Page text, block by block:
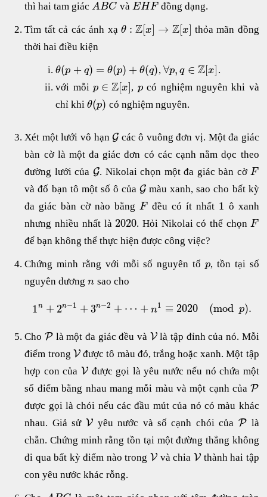
thì hai tam giácABC và EHF đồng dạng.
Tìm tất cả các ánh xạθ : Z[x] → Z[x] thỏa mãn đồng
thời hai điều kiện
θ(p + q) = θ(p) + θ(q),∀p, q ∈ Z[x] .
với mỗip ∈ Z[x] , p có nghiệm nguyên khi và
chỉ khiθ(p) có nghiệm nguyên.
Xét một lưới vô hạnG các ô vuông đơn vị. Một đa giác
bàn cờ là một đa giác đơn có các cạnh nằm dọc theo
đường lưới của G. Nikolai chọn một đa giác bàn cờF
và đố bạn tô một số ô của G màu xanh, sao cho bất kỳ
đa giác bàn cờ nào bằngF đều có ít nhất 1 ô xanh
nhưng nhiều nhất là 2020. Hỏi Nikolai có thể chọnF
để bạn không thể thực hiện được công việc?
Chứng minh rằng với mỗi số nguyên tố p, tồn tại số
nguyên dươngn sao cho
1n + 2n−1 + 3n−2 + ⋯ + n1 ≡ 2020 (mod p).
ChoP là một đa giác đều và Vlà tập đỉnh của nó. Mỗi
điểm trong V được tô màu đỏ, trắng hoặc xanh. Một tập
hợp con của V được gọi là yêu nước nếu nó chứa một
số điểm bằng nhau mang mỗi màu và một cạnh củaP
được gọi là chói nếu các đầu mút của nó có màu khác
nhau. Giả sử V yêu nước và số cạnh chói của P là
chẵn. Chứng minh rằng tồn tại một đường thẳng không
đi qua bất kỳ điểm nào trong V và chia V thành hai tập
con yêu nước khác rỗng.